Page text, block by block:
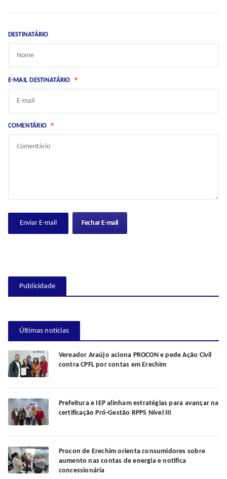
DESTINATÁRIO
E-MAIL DESTINATÁRIO *
COMENTÁRIO *
Fechar E-mail
Publicidade
Últimas notícias
Vereador Araújo aciona PROCON e pede Ação Civil
contra CPFL por contas em Erechim
Prefeitura e IEP alinham estratégias para avançar na
certificação Pró-Gestão RPPS Nível III
Procon de Erechim orienta consumidores sobre
aumento nas contas de energia e notifica
concessionária